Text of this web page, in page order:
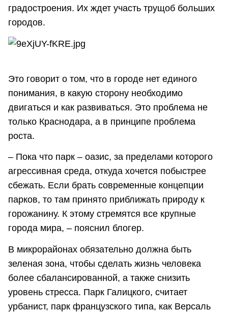
градостроения. Их ждет участь трущоб больших
городов.
Это говорит о том, что в городе нет единого
понимания, в какую сторону необходимо
двигаться и как развиваться. Это проблема не
только Краснодара, а в принципе проблема
роста.
– Пока что парк – оазис, за пределами которого
агрессивная среда, откуда хочется побыстрее
сбежать. Если брать современные концепции
парков, то там принято приближать природу к
горожанину. К этому стремятся все крупные
города мира, – пояснил блогер.
В микрорайонах обязательно должна быть
зеленая зона, чтобы сделать жизнь человека
более сбалансированной, а также снизить
уровень стресса. Парк Галицкого, считает
урбанист, парк французского типа, как Версаль